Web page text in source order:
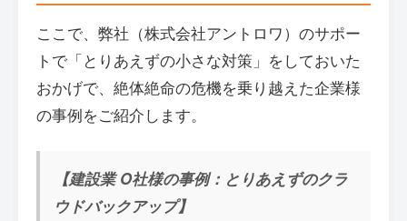
ここで、弊社（株式会社アントロワ）のサポー
トで「とりあえずの小さな対策」をしておいた
おかげで、絶体絶命の危機を乗り越えた企業様
の事例をご紹介します。
【建設業 O社様の事例：とりあえずのクラ
ウドバックアップ】